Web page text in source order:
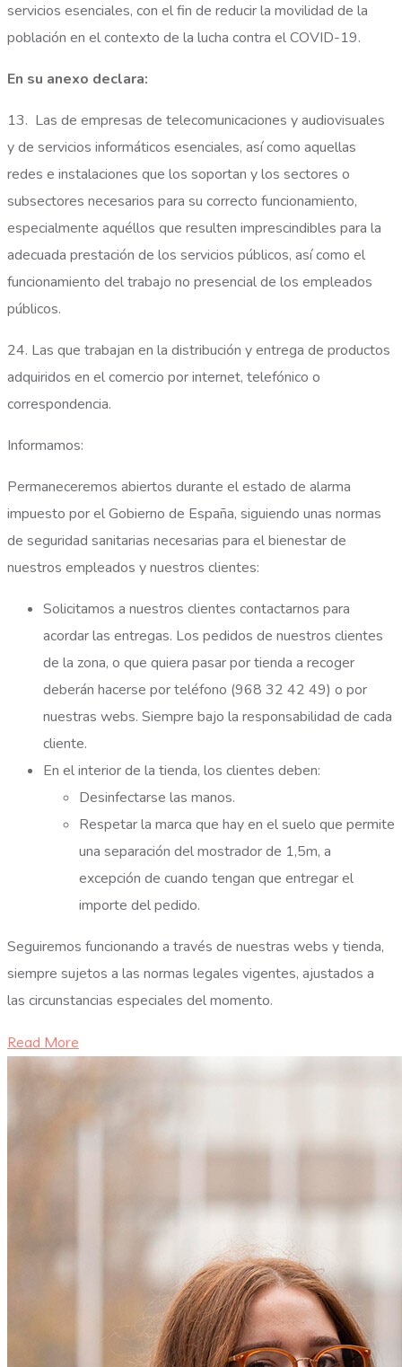
servicios esenciales, con el fin de reducir la movilidad de la
población en el contexto de la lucha contra el COVID-19.
En su anexo declara:
13. Las de empresas de telecomunicaciones y audiovisuales
y de servicios informáticos esenciales, así como aquellas
redes e instalaciones que los soportan y los sectores o
subsectores necesarios para su correcto funcionamiento,
especialmente aquéllos que resulten imprescindibles para la
adecuada prestación de los servicios públicos, así como el
funcionamiento del trabajo no presencial de los empleados
públicos.
24. Las que trabajan en la distribución y entrega de productos
adquiridos en el comercio por internet, telefónico o
correspondencia.
Informamos:
Permaneceremos abiertos durante el estado de alarma
impuesto por el Gobierno de España, siguiendo unas normas
de seguridad sanitarias necesarias para el bienestar de
nuestros empleados y nuestros clientes:
Solicitamos a nuestros clientes contactarnos para
acordar las entregas. Los pedidos de nuestros clientes
de la zona, o que quiera pasar por tienda a recoger
deberán hacerse por teléfono (968 32 42 49) o por
nuestras webs. Siempre bajo la responsabilidad de cada
cliente.
En el interior de la tienda, los clientes deben:
Desinfectarse las manos.
Respetar la marca que hay en el suelo que permite
una separación del mostrador de 1,5m, a
excepción de cuando tengan que entregar el
importe del pedido.
Seguiremos funcionando a través de nuestras webs y tienda,
siempre sujetos a las normas legales vigentes, ajustados a
las circunstancias especiales del momento.
Read More